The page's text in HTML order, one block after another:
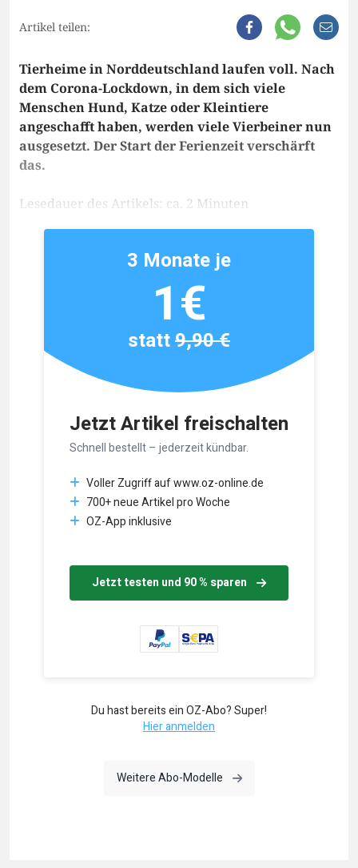
Artikel teilen:
Tierheime in Norddeutschland laufen voll. Nach
dem Corona-Lockdown, in dem sich viele
Menschen Hund, Katze oder Kleintiere
angeschafft haben, werden viele Vierbeiner nun
ausgesetzt. Der Start der Ferienzeit verschärft
das.
Lesedauer des Artikels: ca. 2 Minuten
Jetzt Artikel freischalten
Schnell bestellt – jederzeit kündbar.
Voller Zugriff auf www.oz-online.de
700+ neue Artikel pro Woche
OZ-App inklusive
Jetzt testen und 90 % sparen
3 Monate je
1€
statt9,90 €
Du hast bereits ein OZ-Abo? Super!
Hier anmelden
Weitere Abo-Modelle